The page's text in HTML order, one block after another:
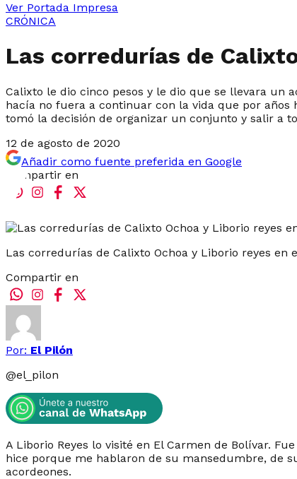
Ver Portada Impresa
CRÓNICA
Las corredurías de
Calixto le dio cinco pesos y le dio que se llevara un
hacía no fuera a continuar con la vida que por
tomó la decisión de organizar un conjunto y salir a
12 de agosto de 2020
Añadir como fuente preferida en Google
Compartir en
Las corredurías de Calixto Ochoa y Liborio reyes en
Compartir en
Por: El Pilón
@el_pilon
A Liborio Reyes lo visité en El Carmen de Bolívar.
hice porque me hablaron de su mansedumbre, de
acordeones.